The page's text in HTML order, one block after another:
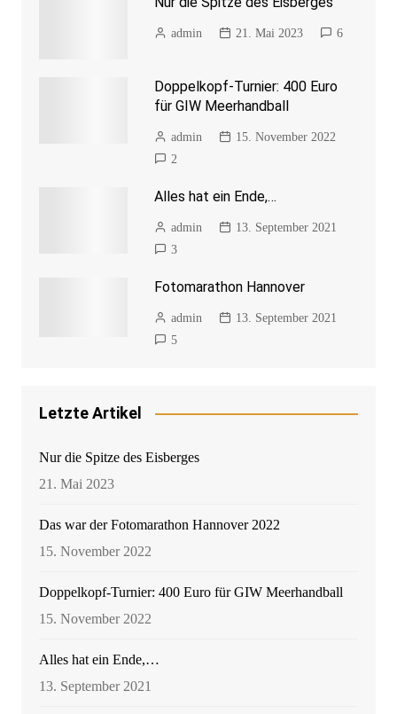
admin 21. Mai 2023 6
Doppelkopf-Turnier: 400 Euro
für GIW Meerhandball
admin
15. November 2022
2
Alles hat ein Ende,…
admin
13. September 2021
3
Fotomarathon Hannover
admin
13. September 2021
5
Letzte Artikel
Nur die Spitze des Eisberges
21. Mai 2023
Das war der Fotomarathon Hannover 2022
15. November 2022
Doppelkopf-Turnier: 400 Euro für GIW Meerhandball
15. November 2022
Alles hat ein Ende,…
13. September 2021